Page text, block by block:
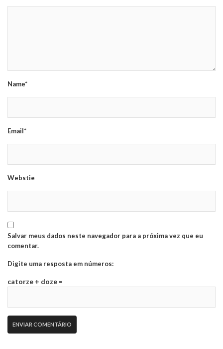
Name*
Email*
Webstie
Salvar meus dados neste navegador para a próxima vez que eu
comentar.
Digite uma resposta em números:
catorze + doze =